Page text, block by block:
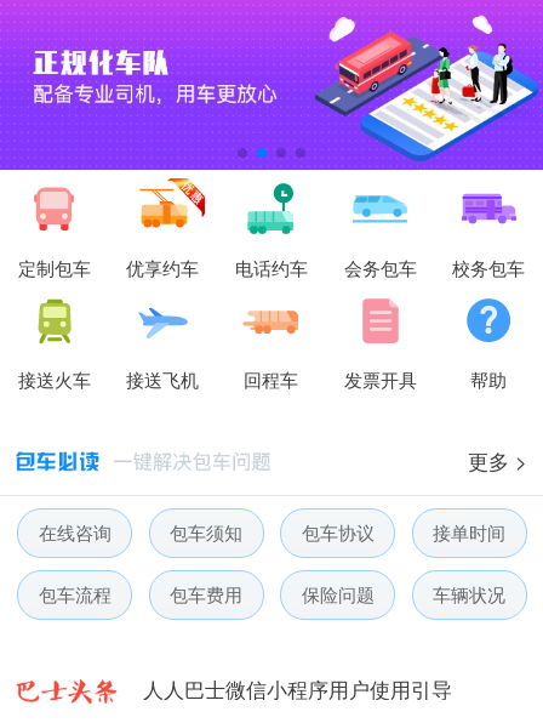
定制包车 优享约车 电话约车 会务包车 校务包车
接送火车 接送飞机 回程车 发票开具 帮助
更多 >
在线咨询 包车须知 包车协议 接单时间
包车流程 包车费用 保险问题 车辆状况
人人巴士春节放假通知-杭州包车网
人人巴士电话包车5月数据榜
人人巴士国庆放假通知-杭州包车网